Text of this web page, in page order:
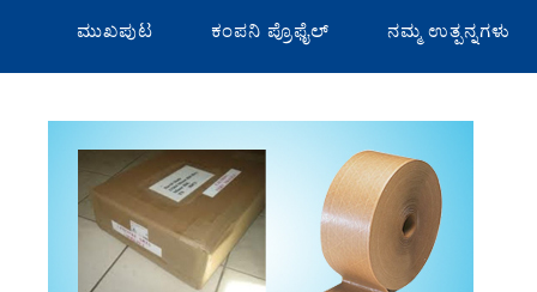
ಮುಖಪುಟ ಕಂಪನಿ ಪ್ರೊಫೈಲ್ ನಮ್ಮ ಉತ್ಪನ್ನಗಳು